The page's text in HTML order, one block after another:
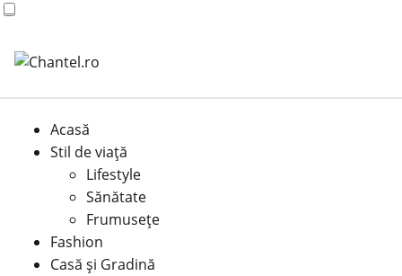
Acasă
Stil de viață
Lifestyle
Sănătate
Frumusețe
Fashion
Casă şi Gradină